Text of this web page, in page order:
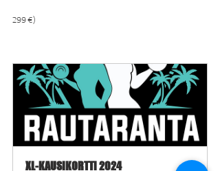
299 €)
XL-KAUSIKORTTI 2024